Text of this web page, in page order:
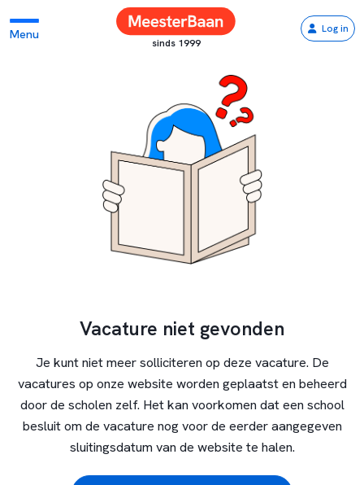
Menu
sinds 1999
Log in
Vacature niet gevonden
Je kunt niet meer solliciteren op deze vacature. De
vacatures op onze website worden geplaatst en beheerd
door de scholen zelf. Het kan voorkomen dat een school
besluit om de vacature nog voor de eerder aangegeven
sluitingsdatum van de website te halen.